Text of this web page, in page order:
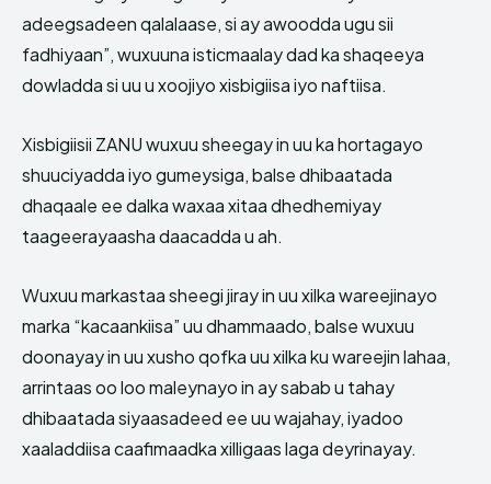
adeegsadeen qalalaase, si ay awoodda ugu sii
fadhiyaan”, wuxuuna isticmaalay dad ka shaqeeya
dowladda si uu u xoojiyo xisbigiisa iyo naftiisa.
Xisbigiisii ZANU wuxuu sheegay in uu ka hortagayo
shuuciyadda iyo gumeysiga, balse dhibaatada
dhaqaale ee dalka waxaa xitaa dhedhemiyay
taageerayaasha daacadda u ah.
Wuxuu markastaa sheegi jiray in uu xilka wareejinayo
marka “kacaankiisa” uu dhammaado, balse wuxuu
doonayay in uu xusho qofka uu xilka ku wareejin lahaa,
arrintaas oo loo maleynayo in ay sabab u tahay
dhibaatada siyaasadeed ee uu wajahay, iyadoo
xaaladdiisa caafimaadka xilligaas laga deyrinayay.